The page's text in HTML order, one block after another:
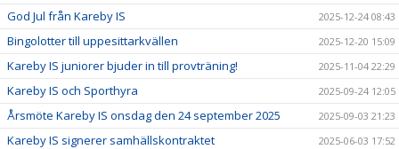
God Jul från Kareby IS 2025-12-24 08:43
Bingolotter till uppesittarkvällen 2025-12-20 15:09
Kareby IS juniorer bjuder in till provträning! 2025-11-04 22:29
Kareby IS och Sporthyra 2025-09-24 12:05
Årsmöte Kareby IS onsdag den 24 september 2025 2025-09-03 21:23
Kareby IS signerer samhällskontraktet 2025-06-03 17:52